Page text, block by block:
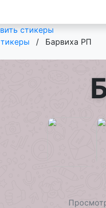
стикеры
/ Барвиха РП